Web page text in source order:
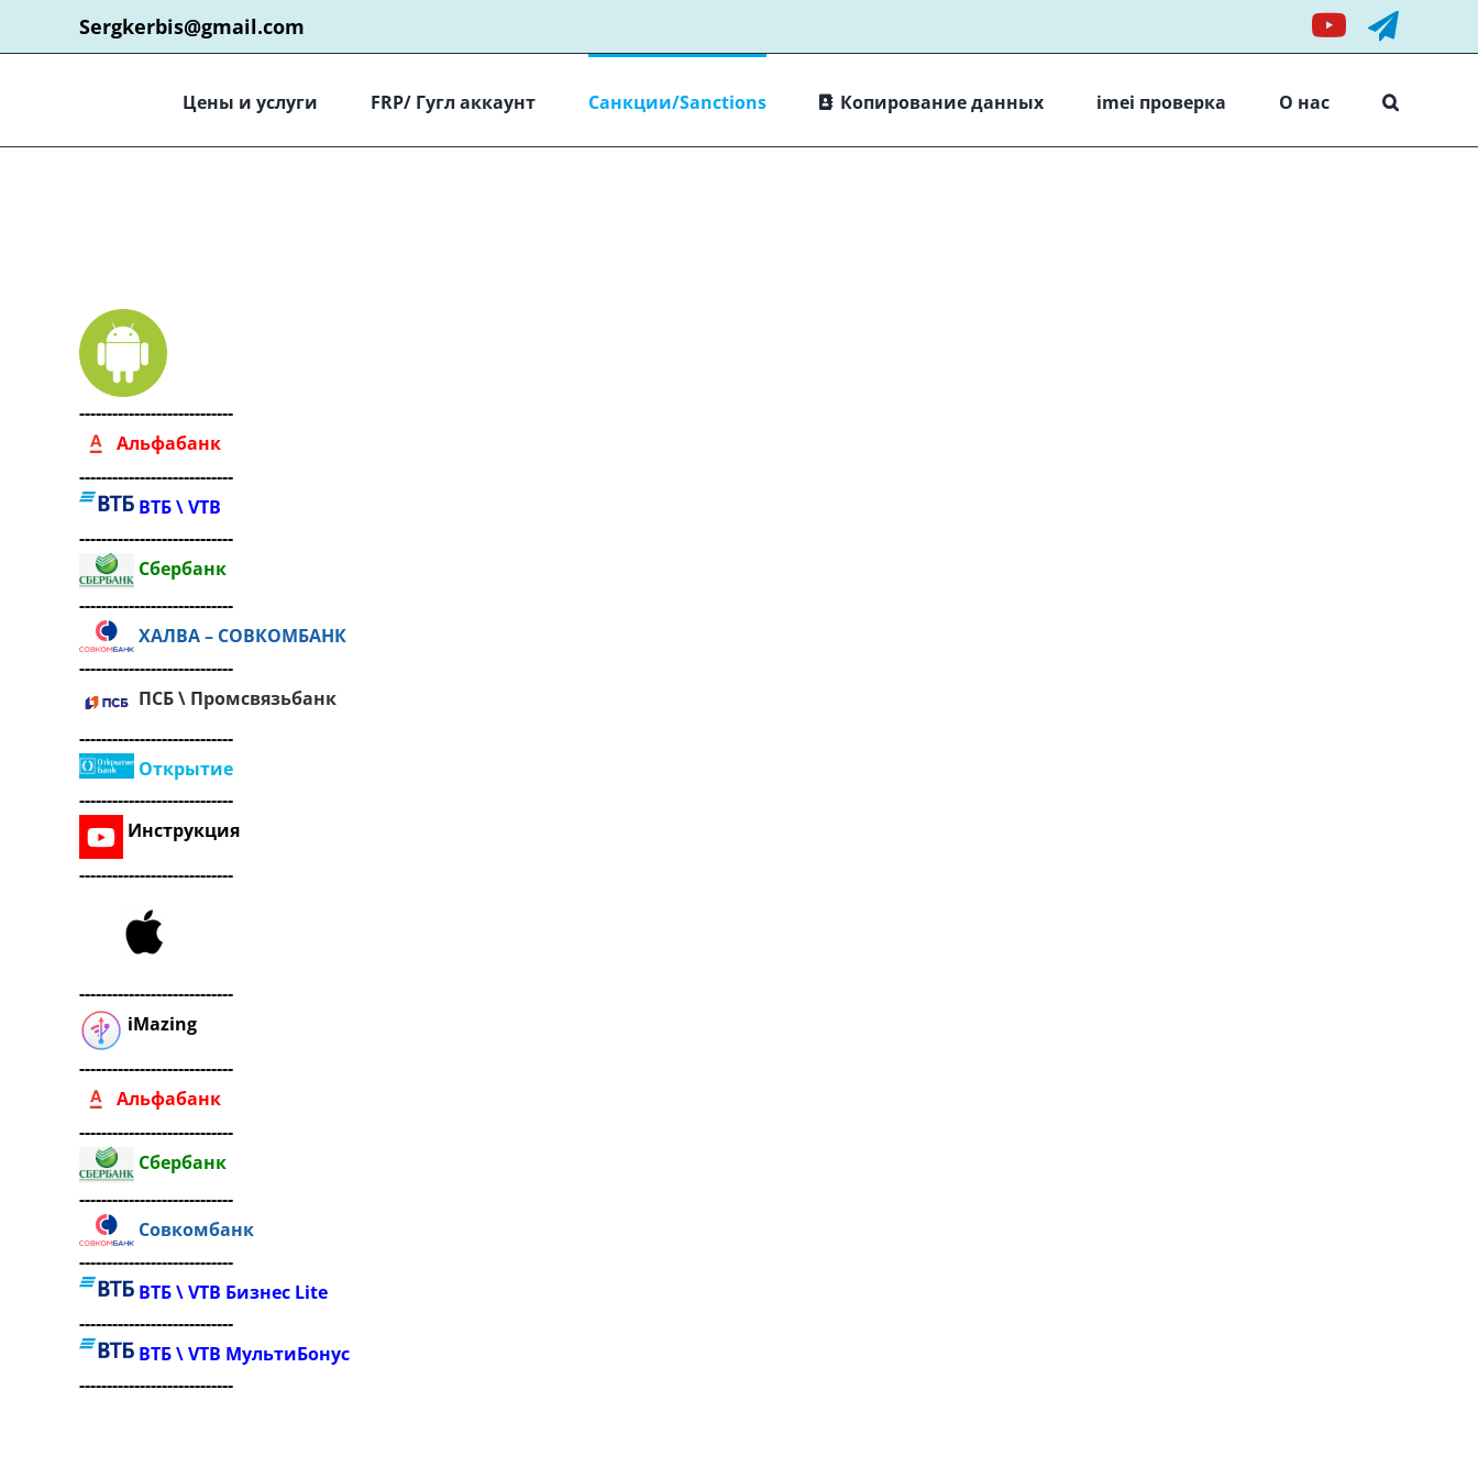
Sergkerbis@gmail.com YouTube
Цены и услуги FRP/ Гугл аккаунт Санкции/Sanctions Копирование данных imei проверка О нас
----------------------------
Альфабанк
----------------------------
ВТБ \ VTB
----------------------------
Сбербанк
----------------------------
ХАЛВА – СОВКОМБАНК
----------------------------
ПСБ \ Промсвязьбанк
----------------------------
Открытие
----------------------------
Инструкция
----------------------------
----------------------------
iMazing
----------------------------
Альфабанк
----------------------------
Сбербанк
----------------------------
Совкомбанк
----------------------------
ВТБ \ VTB Бизнес Lite
----------------------------
ВТБ \ VTB МультиБонус
----------------------------